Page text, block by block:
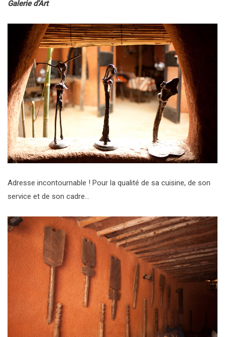
Galerie d’Art
Adresse incontournable ! Pour la qualité de sa cuisine, de son
service et de son cadre…